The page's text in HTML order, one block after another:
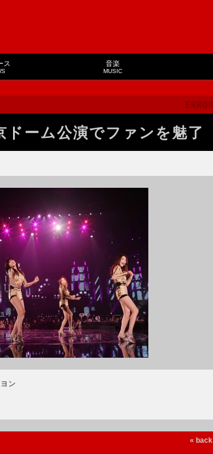
ス 音楽
MUSIC
ドーム公演でファンを魅了
ン
« back